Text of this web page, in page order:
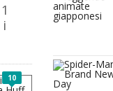
10